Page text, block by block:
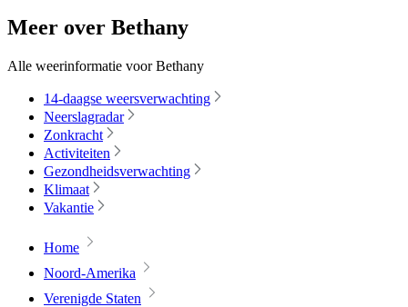
Meer over Bethany
Alle weerinformatie voor Bethany
14-daagse weersverwachting
Neerslagradar
Zonkracht
Activiteiten
Gezondheidsverwachting
Klimaat
Vakantie
Home
Noord-Amerika
Verenigde Staten